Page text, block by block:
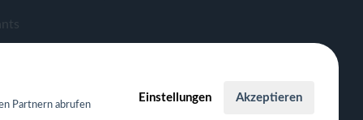
Partnern abrufen
Einstellungen Akzeptieren